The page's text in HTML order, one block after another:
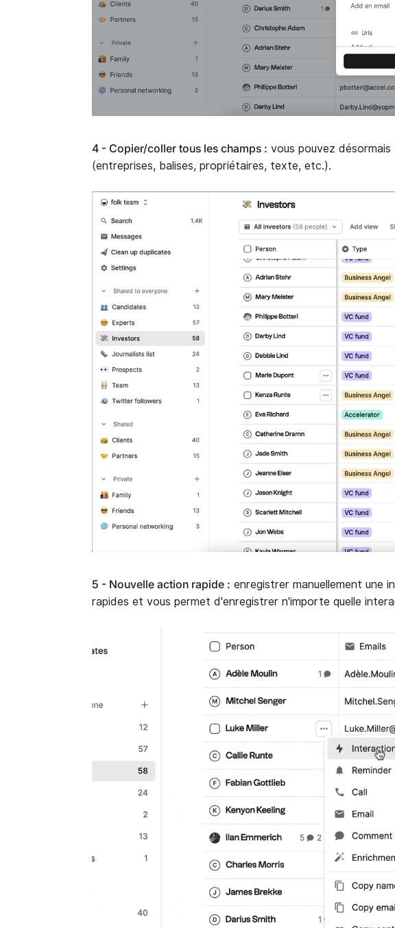
4 - Copier/coller tous les champs : vous pouvez
(entreprises, balises, propriétaires, texte, etc.).
5 - Nouvelle action rapide : enregistrer manuellement une
rapides et vous permet d'enregistrer n'importe quelle